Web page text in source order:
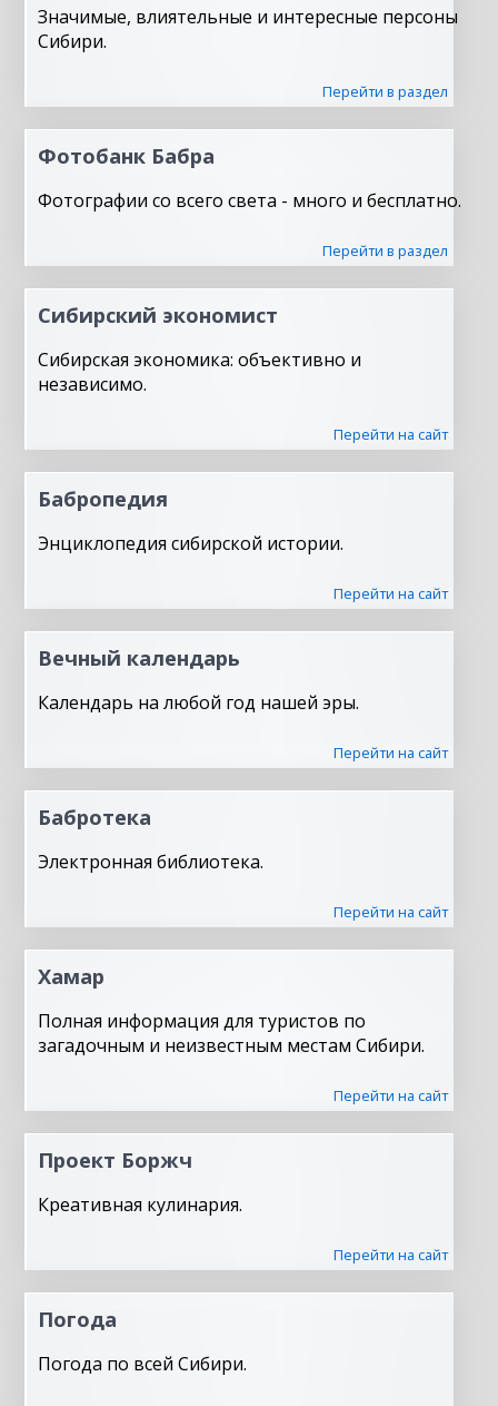
Значимые, влиятельные и интересные персоны
Сибири.
Перейти в раздел
Фотобанк Бабра
Фотографии со всего света - много и бесплатно.
Перейти в раздел
Сибирский экономист
Сибирская экономика: объективно и
независимо.
Перейти на сайт
Бабропедия
Энциклопедия сибирской истории.
Перейти на сайт
Вечный календарь
Календарь на любой год нашей эры.
Перейти на сайт
Бабротека
Электронная библиотека.
Перейти на сайт
Хамар
Полная информация для туристов по
загадочным и неизвестным местам Сибири.
Перейти на сайт
Проект Боржч
Креативная кулинария.
Перейти на сайт
Погода
Погода по всей Сибири.